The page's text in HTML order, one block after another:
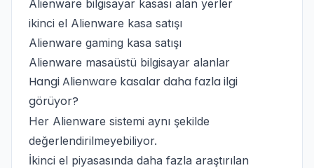
Alienware bilgisayar kasası alan yerler
ikinci el Alienware kasa satışı
Alienware gaming kasa satışı
Alienware masaüstü bilgisayar alanlar
Hangi Alienware kasalar daha fazla ilgi
görüyor?
Her Alienware sistemi aynı şekilde
değerlendirilmeyebiliyor.
İkinci el piyasasında daha fazla araştırılan